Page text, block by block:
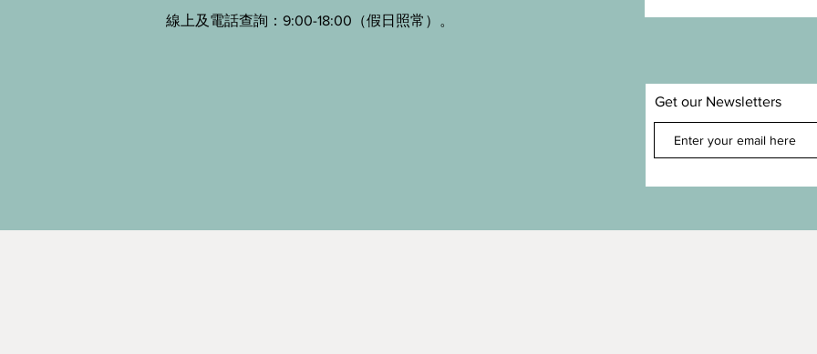
線上及電話查詢：9:00-18:00（假日照常）。
Get our Newsletters